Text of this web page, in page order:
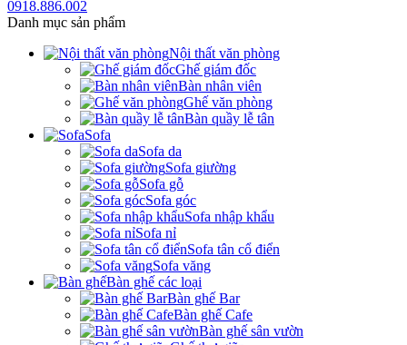
0918.886.002
Danh mục sản phẩm
Nội thất văn phòng
Ghế giám đốc
Bàn nhân viên
Ghế văn phòng
Bàn quầy lễ tân
Sofa
Sofa da
Sofa giường
Sofa gỗ
Sofa góc
Sofa nhập khẩu
Sofa nỉ
Sofa tân cổ điển
Sofa văng
Bàn ghế các loại
Bàn ghế Bar
Bàn ghế Cafe
Bàn ghế sân vườn